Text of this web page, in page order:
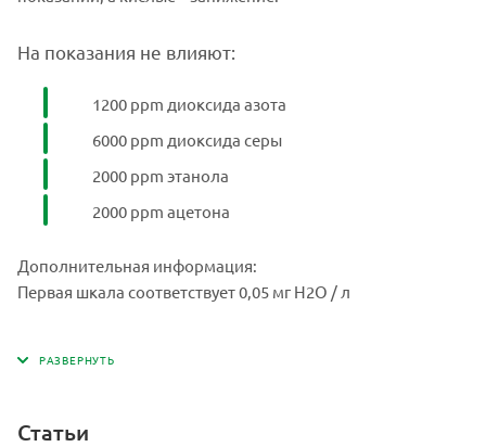
На показания не влияют:
1200 ppm диоксида азота
6000 ppm диоксида серы
2000 ppm этанола
2000 ppm ацетона
Дополнительная информация:
Первая шкала соответствует 0,05 мг H2O / л
Статьи